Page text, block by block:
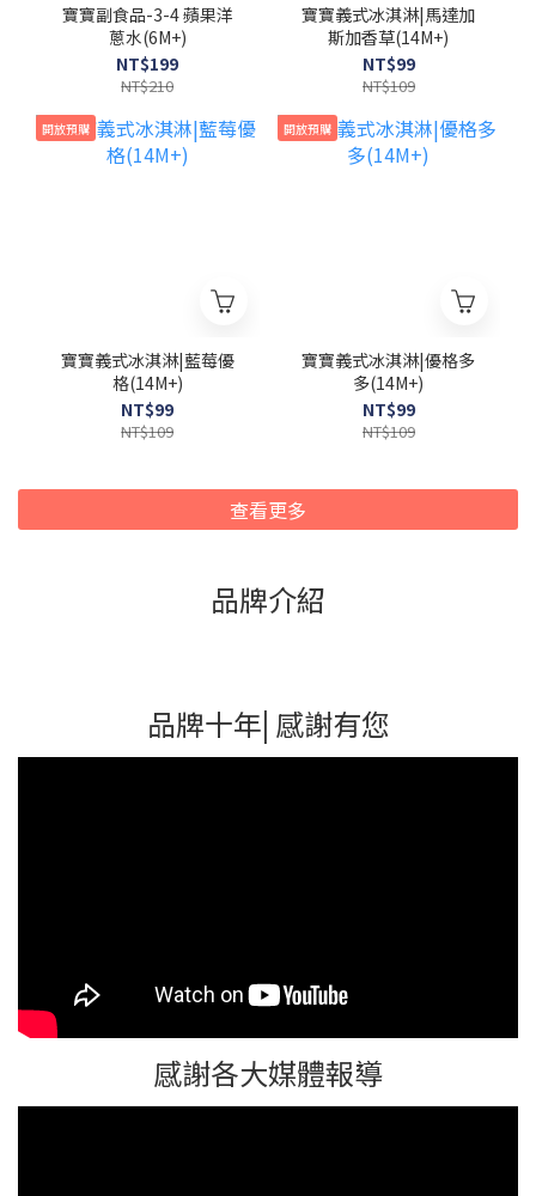
寶寶副食品-3-4 蘋果洋
蔥水(6M+)
NT$199
NT$210
寶寶義式冰淇淋|馬達加
斯加香草(14M+)
NT$99
NT$109
開放預購
寶寶義式冰淇淋|藍莓優
格(14M+)
NT$99
NT$109
開放預購
寶寶義式冰淇淋|優格多
多(14M+)
NT$99
NT$109
查看更多
品牌介紹
品牌十年| 感謝有您
感謝各大媒體報導